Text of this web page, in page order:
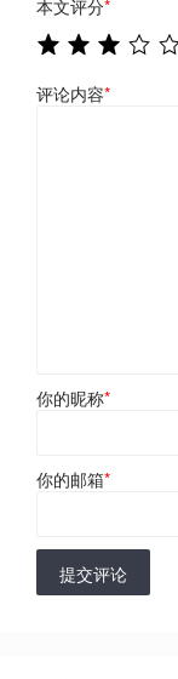
本文评分*
评论内容*
你的昵称*
你的邮箱*
提交评论